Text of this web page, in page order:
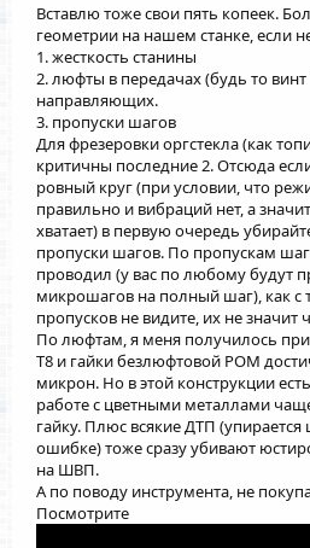
Вставлю тоже свои пять копеек.
геометрии на нашем станке, если
1. жесткость станины
2. люфты в передачах (будь то
направляющих.
3. пропуски шагов
Для фрезеровки оргстекла (как
критичны последние 2. Отсюда
ровный круг (при условии, что
правильно и вибраций нет, а
хватает) в первую очередь
пропуски шагов. По пропускам
проводил (у вас по любому будут
микрошагов на полный шаг), как с
пропусков не видите, их не значит
По люфтам, я меня получилось
Т8 и гайки безлюфтовой POM
микрон. Но в этой конструкции
работе с цветными металлами
гайку. Плюс всякие ДТП
ошибке) тоже сразу убивают
на ШВП.
А по поводу инструмента, не
Посмотрите